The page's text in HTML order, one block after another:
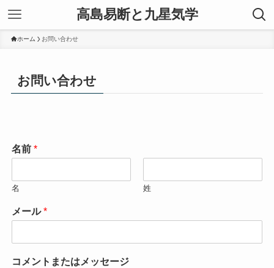
高島易断と九星気学
ホーム お問い合わせ
お問い合わせ
名前 *
名 姓
メール*
コメントまたはメッセージ